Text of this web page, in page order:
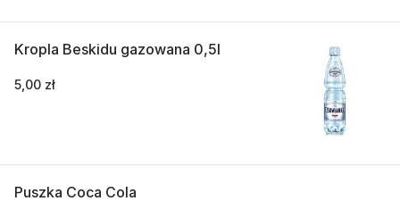
Kropla Beskidu gazowana 0,5l
5,00 zł
Puszka Coca Cola